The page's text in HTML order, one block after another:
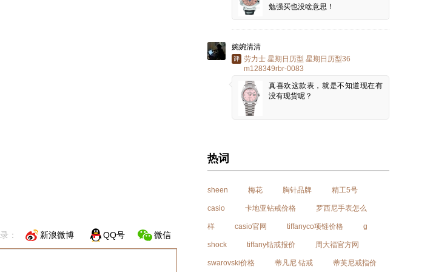
： 新浪微博 QQ号 微信
勉强买也没啥意思！
婉婉清清
劳力士 星期日历型 星期日历型36
m128349rbr-0083
真喜欢这款表，就是不知道现在有
没有现货呢？
热词
sheen 梅花 胸针品牌 精工5号
casio 卡地亚钻戒价格 罗西尼手表怎么
样 casio官网 tiffanyco项链价格 g
shock tiffany钻戒报价 周大福官方网
swarovski价格 蒂凡尼 钻戒 蒂芙尼戒指价